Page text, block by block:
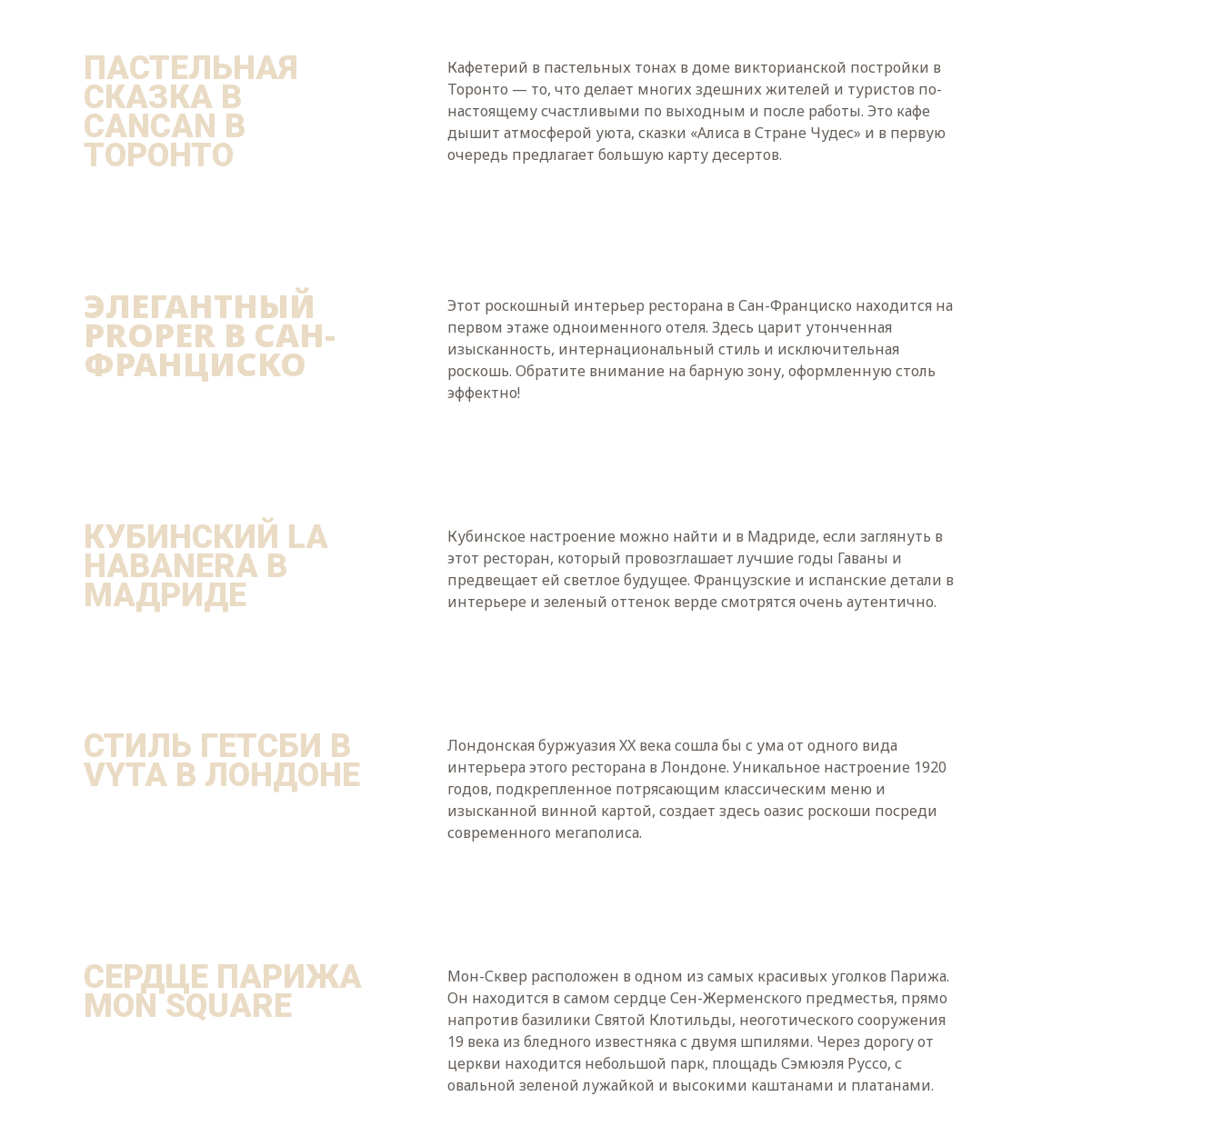
ПАСТЕЛЬНАЯ
СКАЗКА В
CANCAN В
ТОРОНТО
Кафетерий в пастельных тонах в доме викторианской постройки в
Торонто — то, что делает многих здешних жителей и туристов по-
настоящему счастливыми по выходным и после работы. Это кафе
дышит атмосферой уюта, сказки «Алиса в Стране Чудес» и в первую
очередь предлагает большую карту десертов.
ЭЛЕГАНТНЫЙ
PROPER В САН-
ФРАНЦИСКО
Этот роскошный интерьер ресторана в Сан-Франциско находится на
первом этаже одноименного отеля. Здесь царит утонченная
изысканность, интернациональный стиль и исключительная
роскошь. Обратите внимание на барную зону, оформленную столь
эффектно!
КУБИНСКИЙ LA
HABANERA В
МАДРИДЕ
Кубинское настроение можно найти и в Мадриде, если заглянуть в
этот ресторан, который провозглашает лучшие годы Гаваны и
предвещает ей светлое будущее. Французские и испанские детали в
интерьере и зеленый оттенок верде смотрятся очень аутентично.
СТИЛЬ ГЕТСБИ В
VYTA В ЛОНДОНЕ
Лондонская буржуазия XX века сошла бы с ума от одного вида
интерьера этого ресторана в Лондоне. Уникальное настроение 1920
годов, подкрепленное потрясающим классическим меню и
изысканной винной картой, создает здесь оазис роскоши посреди
современного мегаполиса.
СЕРДЦЕ ПАРИЖА
MON SQUARE
Мон-Сквер расположен в одном из самых красивых уголков Парижа.
Он находится в самом сердце Сен-Жерменского предместья, прямо
напротив базилики Святой Клотильды, неоготического сооружения
19 века из бледного известняка с двумя шпилями. Через дорогу от
церкви находится небольшой парк, площадь Сэмюэля Руссо, с
овальной зеленой лужайкой и высокими каштанами и платанами.